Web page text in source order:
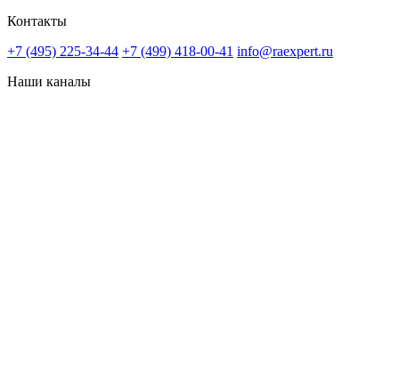
Контакты
+7 (495) 225-34-44 +7 (499) 418-00-41 info@raexpert.ru
Наши каналы